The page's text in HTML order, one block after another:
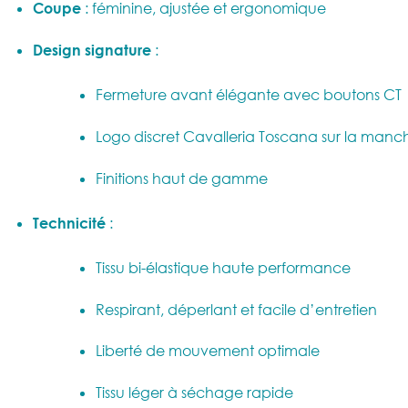
Coupe: féminine, ajustée et ergonomique
Design signature:
Fermeture avant élégante avec boutons CT
Logo discret Cavalleria Toscana sur la
Finitions haut de gamme
Technicité:
Tissu bi-élastique haute performance
Respirant, déperlant et facile d’entretien
Liberté de mouvement optimale
Tissu léger à séchage rapide